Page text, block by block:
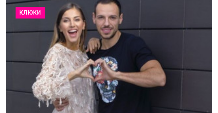
КЛЮКИ